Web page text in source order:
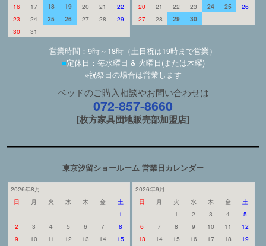
16
17 18 19 20 21
22
23
24 25 26 27 28
29
30
31
20
21 22 23 24 25
26
27
28 29 30
営業時間：9時～18時（土日祝は19時まで営業）
■定休日：毎水曜日 & 火曜日(または木曜)
※祝祭日の場合は営業します
ベッドのご購入相談やお問い合わせは
072-857-8660
[枚方家具団地販売部加盟店]
東京汐留ショールーム 営業日カレンダー
2026年8月
日
月 火 水 木 金
土
1
2
3 4 5 6 7
8
9
10 11 12 13 14
15
2026年9月
日
月 火 水 木 金
土
1
2 3 4
5
6
7 8 9 10 11
12
13
14 15 16 17 18
19